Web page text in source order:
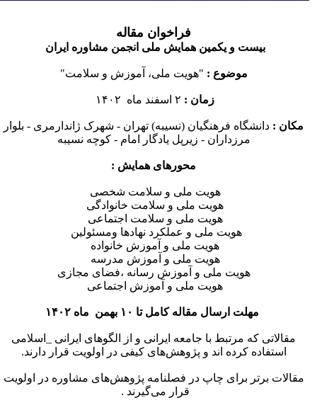
فراخوان مقاله
بیست و یکمین همایش ملی انجمن مشاوره ایران
موضوع :"هویت ملی، آموزش و سلامت"
زمان :۲ اسفند ماه ۱۴۰۲
مکان :دانشگاه فرهنگیان (نسیبه) تهران - شهرک ژاندارمری - بلوار
مرزداران - زیرپل یادگار امام - کوچه نسیبه
محورهای همایش :
هویت ملی و سلامت شخصی
هویت ملی و سلامت خانوادگی
هویت ملی و سلامت اجتماعی
هویت ملی و عملکرد نهادها ومسئولین
هویت ملی و آموزش خانواده
هویت ملی و آموزش مدرسه
هویت ملی و آموزش رسانه ،فضای مجازی
هویت ملی و آموزش اجتماعی
مهلت ارسال مقاله کامل تا ۱۰ بهمن ماه ۱۴۰۲
مقالاتی که مرتبط با جامعه ایرانی و از الگوهای ایرانی _اسلامی
استفاده کرده اند و پژوهش‌های کیفی در اولویت قرار دارند.
مقالات برتر برای چاپ در فصلنامه پژوهش‌های مشاوره در اولویت
قرار می‌گیرند .